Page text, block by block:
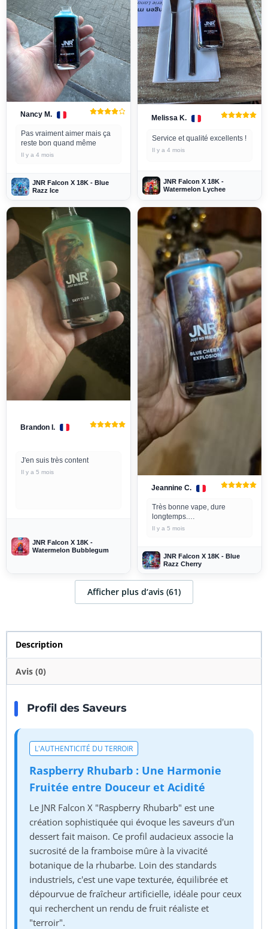
Nancy M.
Pas vraiment aimer mais ça
reste bon quand même
Il y a 4 mois
JNR Falcon X 18K - Blue
Razz Ice
Melissa K.
Service et qualité excellents !
Il y a 4 mois
JNR Falcon X 18K -
Watermelon Lychee
Brandon I.
J'en suis très content
Il y a 5 mois
JNR Falcon X 18K -
Watermelon Bubblegum
Jeannine C.
Très bonne vape, dure
longtemps.
Livré rapidement.
Il y a 5 mois
JNR Falcon X 18K - Blue
Razz Cherry
Afficher plus d‘avis (61)
Description
Avis (0)
Profil des Saveurs
L'AUTHENTICITÉ DU TERROIR
Raspberry Rhubarb : Une Harmonie
Fruitée entre Douceur et Acidité
Le JNR Falcon X "Raspberry Rhubarb" est une
création sophistiquée qui évoque les saveurs d'un
dessert fait maison. Ce profil audacieux associe la
sucrosité de la framboise mûre à la vivacité
botanique de la rhubarbe. Loin des standards
industriels, c'est une vape texturée, équilibrée et
dépourvue de fraîcheur artificielle, idéale pour ceux
qui recherchent un rendu de fruit réaliste et
"terroir".